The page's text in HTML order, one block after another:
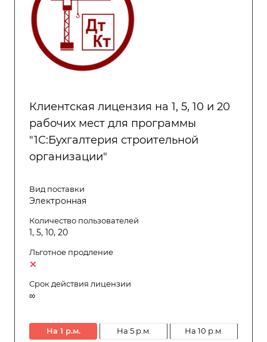
Клиентская лицензия на 1, 5, 10 и 20
рабочих мест для программы
"1С:Бухгалтерия строительной
организации"
Вид поставки
Электронная
Количество пользователей
1, 5, 10, 20
Льготное продление
Срок действия лицензии
∞
на 1 р.м. на 5 р.м.
на 10 р.м.